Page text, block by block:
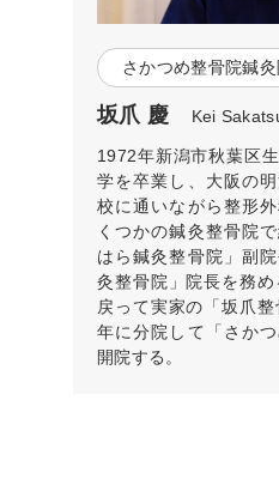
さかつめ整骨院鍼灸
坂爪 慶 Kei
1972年新潟市秋葉区
学を卒業し、大阪の
校に通いながら整形
くつかの鍼灸整骨院
はら鍼灸整骨院」副
灸整骨院」院長を務
戻って実家の「坂爪
年に分院して「さか
開院する。